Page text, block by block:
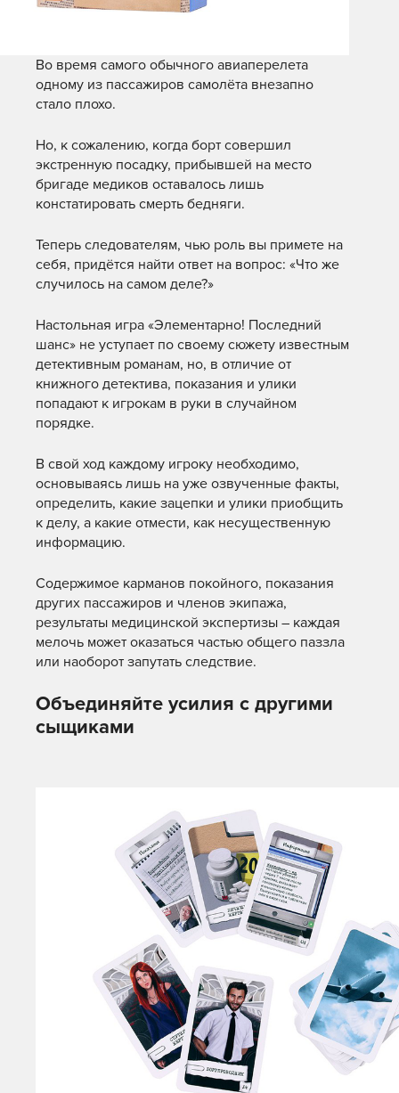
Во время самого обычного авиаперелета
одному из пассажиров самолёта внезапно
стало плохо.
Но, к сожалению, когда борт совершил
экстренную посадку, прибывшей на место
бригаде медиков оставалось лишь
констатировать смерть бедняги.
Теперь следователям, чью роль вы примете на
себя, придётся найти ответ на вопрос: «Что же
случилось на самом деле?»
Настольная игра «Элементарно! Последний
шанс» не уступает по своему сюжету известным
детективным романам, но, в отличие от
книжного детектива, показания и улики
попадают к игрокам в руки в случайном
порядке.
В свой ход каждому игроку необходимо,
основываясь лишь на уже озвученные факты,
определить, какие зацепки и улики приобщить
к делу, а какие отмести, как несущественную
информацию.
Содержимое карманов покойного, показания
других пассажиров и членов экипажа,
результаты медицинской экспертизы – каждая
мелочь может оказаться частью общего паззла
или наоборот запутать следствие.
Объединяйте усилия с другими
сыщиками